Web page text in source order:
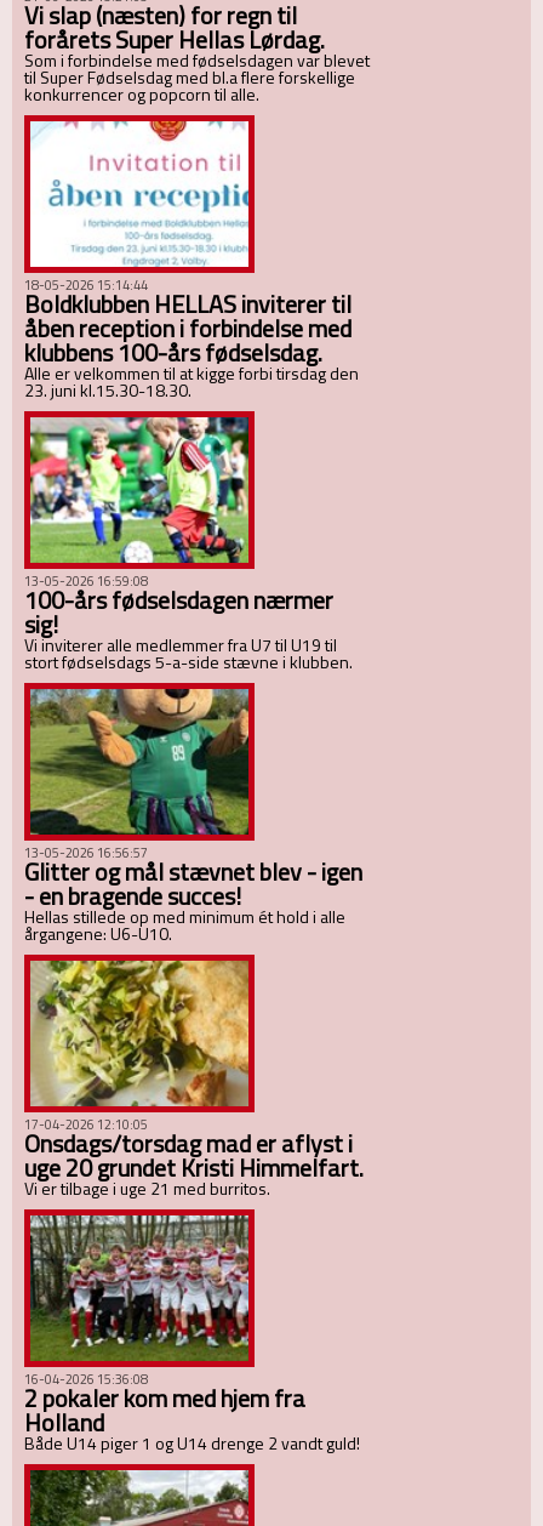
Vi slap (næsten) for regn til
forårets Super Hellas Lørdag.
Som i forbindelse med fødselsdagen var blevet
til Super Fødselsdag med bl.a flere forskellige
konkurrencer og popcorn til alle.
18-05-2026 15:14:44
Boldklubben HELLAS inviterer til
åben reception i forbindelse med
klubbens 100-års fødselsdag.
Alle er velkommen til at kigge forbi tirsdag den
23. juni kl.15.30-18.30.
13-05-2026 16:59:08
100-års fødselsdagen nærmer
sig!
Vi inviterer alle medlemmer fra U7 til U19 til
stort fødselsdags 5-a-side stævne i klubben.
13-05-2026 16:56:57
Glitter og mål stævnet blev - igen
- en bragende succes!
Hellas stillede op med minimum ét hold i alle
årgangene: U6-U10.
17-04-2026 12:10:05
Onsdags/torsdag mad er aflyst i
uge 20 grundet Kristi Himmelfart.
Vi er tilbage i uge 21 med burritos.
16-04-2026 15:36:08
2 pokaler kom med hjem fra
Holland
Både U14 piger 1 og U14 drenge 2 vandt guld!